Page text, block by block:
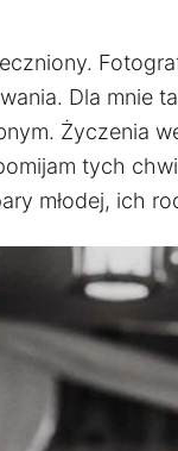
Dla
tych
młodej, ich